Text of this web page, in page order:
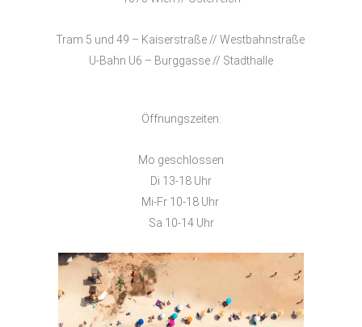
Tram 5 und 49 – Kaiserstraße // Westbahnstraße
U-Bahn U6 – Burggasse // Stadthalle
Öffnungszeiten:
Mo geschlossen
Di 13-18 Uhr
Mi-Fr 10-18 Uhr
Sa 10-14 Uhr